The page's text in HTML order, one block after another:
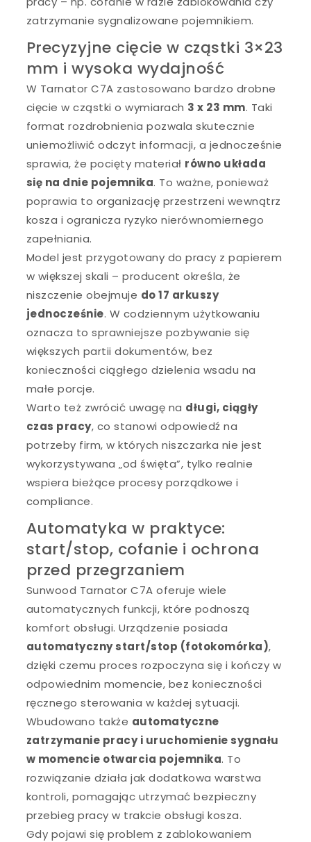
zatrzymanie sygnalizowane pojemnikiem.
Precyzyjne cięcie w cząstki 3×23
mm i wysoka wydajność
W Tarnator C7A zastosowano bardzo drobne
cięcie w cząstki o wymiarach 3 x 23 mm. Taki
format rozdrobnienia pozwala skutecznie
uniemożliwić odczyt informacji, a jednocześnie
sprawia, że pocięty materiał równo układa
się na dnie pojemnika. To ważne, ponieważ
poprawia to organizację przestrzeni wewnątrz
kosza i ogranicza ryzyko nierównomiernego
zapełniania.
Model jest przygotowany do pracy z papierem
w większej skali – producent określa, że
niszczenie obejmuje do 17 arkuszy
jednocześnie. W codziennym użytkowaniu
oznacza to sprawniejsze pozbywanie się
większych partii dokumentów, bez
konieczności ciągłego dzielenia wsadu na
małe porcje.
Warto też zwrócić uwagę na długi, ciągły
czas pracy, co stanowi odpowiedź na
potrzeby firm, w których niszczarka nie jest
wykorzystywana „od święta”, tylko realnie
wspiera bieżące procesy porządkowe i
compliance.
Automatyka w praktyce:
start/stop, cofanie i ochrona
przed przegrzaniem
Sunwood Tarnator C7A oferuje wiele
automatycznych funkcji, które podnoszą
komfort obsługi. Urządzenie posiada
automatyczny start/stop (fotokomórka),
dzięki czemu proces rozpoczyna się i kończy w
odpowiednim momencie, bez konieczności
ręcznego sterowania w każdej sytuacji.
Wbudowano także automatyczne
zatrzymanie pracy i uruchomienie sygnału
w momencie otwarcia pojemnika. To
rozwiązanie działa jak dodatkowa warstwa
kontroli, pomagając utrzymać bezpieczny
przebieg pracy w trakcie obsługi kosza.
Gdy pojawi się problem z zablokowaniem